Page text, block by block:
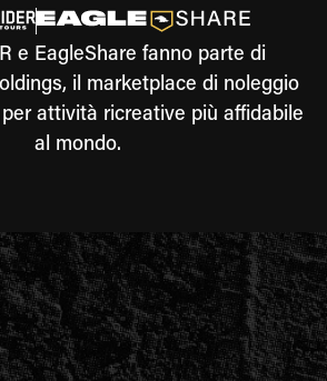
e EagleShare fanno parte di
il marketplace di noleggio
attività ricreative più affidabile
al mondo.